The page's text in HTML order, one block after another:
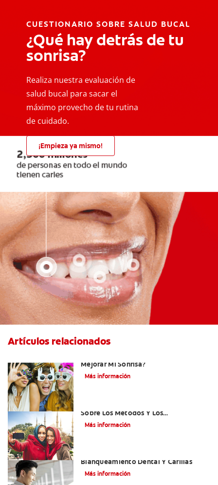
CUESTIONARIO SOBRE SALUD BUCAL
¿Qué hay detrás de tu
sonrisa?
Realiza nuestra evaluación de
salud bucal para sacar el
máximo provecho de tu rutina
de cuidado.
¡Empieza ya mismo!
Artículos relacionados
Mejorar Mi Sonrisa?
Más información
Sobre Los Métodos Y Los
Procedimientos Del Adhesivo Dental
Más información
Blanqueamiento Dental Y Carillas
Más información